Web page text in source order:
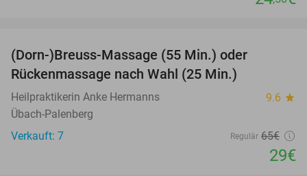
(Dorn-)Breuss-Massage (55 Min.) oder
Rückenmassage nach Wahl (25 Min.)
Heilpraktikerin Anke Hermanns 9.6 star
Übach-Palenberg
Verkauft: 7
Regulär 65€
29€